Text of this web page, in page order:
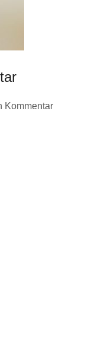
Kommentar